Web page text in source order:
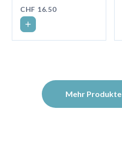
CHF 16.50
Mehr Produkte